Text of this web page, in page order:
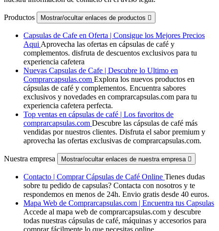
Productos Mostrar/ocultar enlaces de productos 
Capsulas de Cafe en Oferta | Consigue los Mejores Precios
Aqui Aprovecha las ofertas en cápsulas de café y
complementos. disfruta de descuentos exclusivos para tu
experiencia cafetera
Nuevas Capsulas de Cafe | Descubre lo Ultimo en
Comprarcapsulas.com Explora los nuevos productos en
cápsulas de café y complementos. Encuentra sabores
exclusivos y novedades en comprarcapsulas.com para tu
experiencia cafetera perfecta.
Top ventas en cápsulas de café | Los favoritos de
comprarcapsulas.com Descubre las cápsulas de café más
vendidas por nuestros clientes. Disfruta el sabor premium y
aprovecha las ofertas exclusivas de comprarcapsulas.com.
Nuestra empresa Mostrar/ocultar enlaces de nuestra empresa 
Contacto | Comprar Cápsulas de Café Online Tienes dudas
sobre tu pedido de capsulas? Contacta con nosotros y te
respondemos en menos de 24h. Envio gratis desde 40 euros.
Mapa Web de Comprarcapsulas.com | Encuentra tus Capsulas
Accede al mapa web de comprarcapsulas.com y descubre
todas nuestras cápsulas de café, máquinas y accesorios para